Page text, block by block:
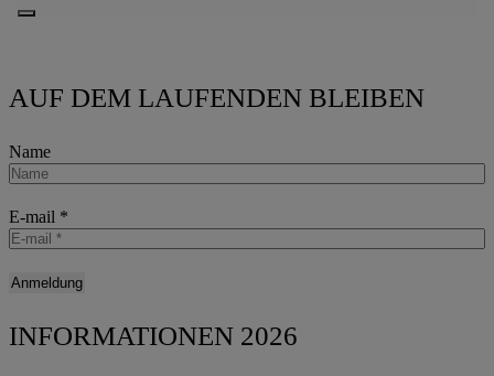
AUF DEM LAUFENDEN BLEIBEN
Name
E-mail *
INFORMATIONEN 2026